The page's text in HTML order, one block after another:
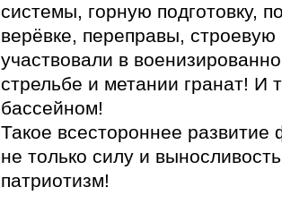
системы, горную подготовку,
верёвке, переправы, строевую
участвовали в
стрельбе и метании гранат! И
бассейном!
Такое всестороннее развитие
не только силу и
патриотизм!